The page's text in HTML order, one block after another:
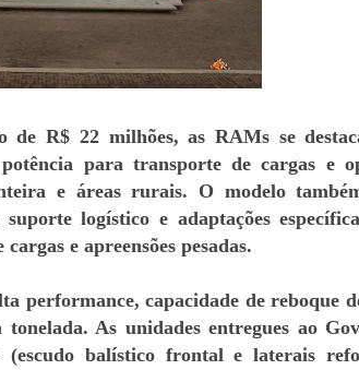
R$ 22 milhões, as RAMs se
para transporte de cargas e
e áreas rurais. O modelo
logístico e adaptações
e apreensões pesadas.
performance, capacidade de reboque
As unidades entregues ao
balístico frontal e laterais